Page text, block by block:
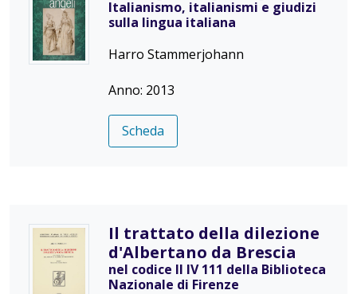
Italianismo, italianismi e giudizi
sulla lingua italiana
Harro Stammerjohann
Anno: 2013
Scheda
Il trattato della dilezione
d'Albertano da Brescia
nel codice II IV 111 della Biblioteca
Nazionale di Firenze